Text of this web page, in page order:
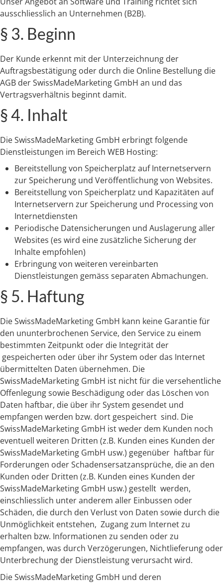
ausschliesslich an Unternehmen (B2B).
§ 3. Beginn
Der Kunde erkennt mit der Unterzeichnung der
Auftragsbestätigung oder durch die Online Bestellung die
AGB der SwissMadeMarketing GmbH an und das
Vertragsverhältnis beginnt damit.
§ 4. Inhalt
Die SwissMadeMarketing GmbH erbringt folgende
Dienstleistungen im Bereich WEB Hosting:
Bereitstellung von Speicherplatz auf Internetservern
zur Speicherung und Veröffentlichung von Websites.
Bereitstellung von Speicherplatz und Kapazitäten auf
Internetservern zur Speicherung und Processing von
Internetdiensten
Periodische Datensicherungen und Auslagerung aller
Websites (es wird eine zusätzliche Sicherung der
Inhalte empfohlen)
Erbringung von weiteren vereinbarten
Dienstleistungen gemäss separaten Abmachungen.
§ 5. Haftung
Die SwissMadeMarketing GmbH kann keine Garantie für
den ununterbrochenen Service, den Service zu einem
bestimmten Zeitpunkt oder die Integrität der
gespeicherten oder über ihr System oder das Internet
übermittelten Daten übernehmen. Die
SwissMadeMarketing GmbH ist nicht für die versehentliche
Offenlegung sowie Beschädigung oder das Löschen von
Daten haftbar, die über ihr System gesendet und
empfangen werden bzw. dort gespeichert sind. Die
SwissMadeMarketing GmbH ist weder dem Kunden noch
eventuell weiteren Dritten (z.B. Kunden eines Kunden der
SwissMadeMarketing GmbH usw.) gegenüber haftbar für
Forderungen oder Schadensersatzansprüche, die an den
Kunden oder Dritten (z.B. Kunden eines Kunden der
SwissMadeMarketing GmbH usw.) gestellt werden,
einschliesslich unter anderem aller Einbussen oder
Schäden, die durch den Verlust von Daten sowie durch die
Unmöglichkeit entstehen, Zugang zum Internet zu
erhalten bzw. Informationen zu senden oder zu
empfangen, was durch Verzögerungen, Nichtlieferung oder
Unterbrechung der Dienstleistung verursacht wird.
Die SwissMadeMarketing GmbH und deren